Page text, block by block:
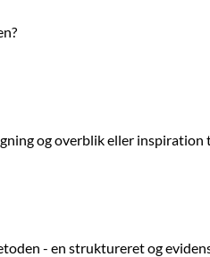
og overblik eller inspiration
- en struktureret og